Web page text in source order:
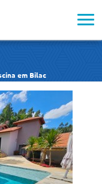
em Bilac